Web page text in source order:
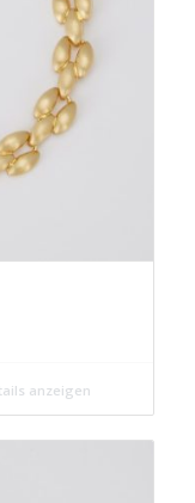
anzeigen